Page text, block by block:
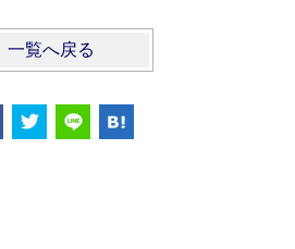
一覧へ戻る